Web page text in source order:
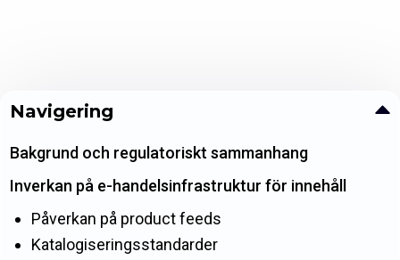
Navigering
Bakgrund och regulatoriskt sammanhang
Inverkan på e-handelsinfrastruktur för innehåll
Påverkan på product feeds
Katalogiseringsstandarder